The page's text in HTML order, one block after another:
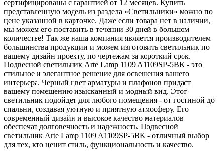
сертифицированы с гарантией от 12 месяцев. Купить
представленную модель из раздела «Светильники» можно по
цене указанной в карточке. Даже если товара нет в наличии,
мы можем его поставить в течении 30 дней в большом
количестве! Так же наша компания является производителем
большинства продукции и можем изготовить светильник по
вашему дизайн проекту, по чертежам за короткий срок.
Подвесной светильник Arte Lamp 1109 A1109SP-5BK - это
стильное и элегантное решение для освещения вашего
интерьера. Черный цвет арматуры и плафонов придаст
вашему помещению изысканный и модный вид. Этот
светильник подойдет для любого помещения - от гостиной до
спальни, создавая уютную и приятную атмосферу. Его
современный дизайн и высокое качество материалов
обеспечат долговечность и надежность. Подвесной
светильник Arte Lamp 1109 A1109SP-5BK - отличный выбор
для тех, кто ценит стиль, функциональность и качество.